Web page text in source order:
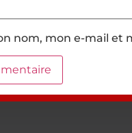
nom, mon e-mail et